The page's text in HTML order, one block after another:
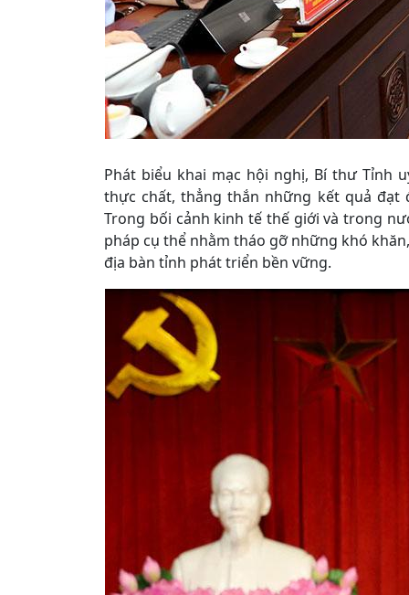
Phát biểu khai mạc hội nghị, Bí thư Tỉnh
thực chất, thẳng thắn những kết quả
Trong bối cảnh kinh tế thế giới và trong
pháp cụ thể nhằm tháo gỡ những khó
địa bàn tỉnh phát triển bền vững.